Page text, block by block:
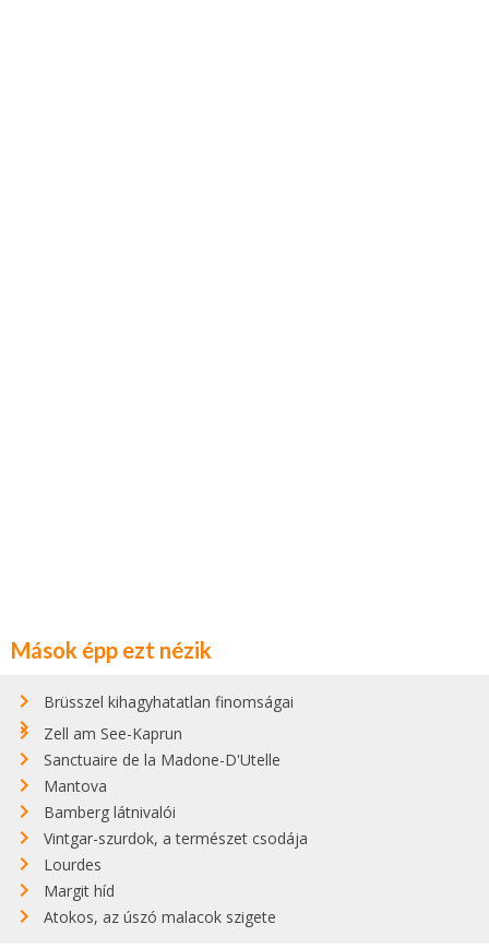
Mások épp ezt nézik
Brüsszel kihagyhatatlan finomságai
Zell am See-Kaprun
Sanctuaire de la Madone-D'Utelle
Mantova
Bamberg látnivalói
Vintgar-szurdok, a természet csodája
Lourdes
Margit híd
Atokos, az úszó malacok szigete